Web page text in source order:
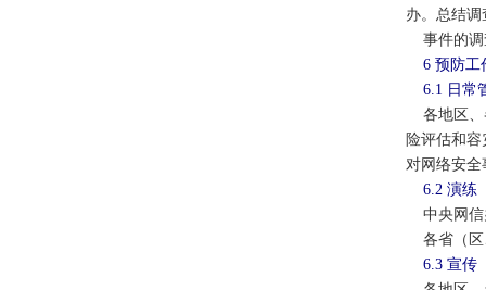
办。总结
事件的调
6 预防工
6.1 日常
各地区、
险评估和
对网络安全
6.2 演练
中央网信
各省（区
6.3 宣传